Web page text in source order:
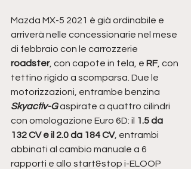
Mazda MX-5 2021 è già ordinabile e
arriverà nelle concessionarie nel mese
di febbraio con le carrozzerie
roadster, con capote in tela, e RF , con
tettino rigido a scomparsa. Due le
motorizzazioni, entrambe benzina
Skyactiv-G aspirate a quattro cilindri
con omologazione Euro 6D: il 1.5 da
132 CV e il 2.0 da 184 CV, entrambi
abbinati al cambio manuale a 6
rapporti e allo start&stop i-ELOOP